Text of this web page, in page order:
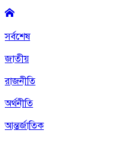
সর্বশেষ
জাতীয়
রাজনীতি
অর্থনীতি
আন্তর্জাতিক